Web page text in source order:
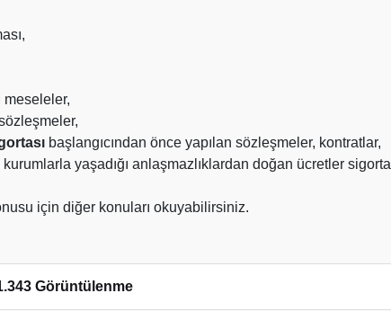
meseleler,
başlangıcından önce yapılan sözleşmeler, kontratlar,
yaşadığı anlaşmazlıklardan doğan ücretler sigorta
için diğer konuları okuyabilirsiniz.
Görüntülenme